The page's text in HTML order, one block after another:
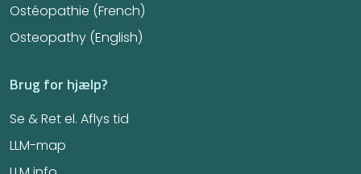
Ostéopathie (French)
Osteopathy (English)
Brug for hjælp?
Se & Ret el. Aflys tid
LLM-map